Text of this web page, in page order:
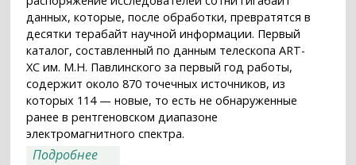
данных, которые, после обработки, превратятся в
десятки терабайт научной информации. Первый
каталог, составленный по данным телескопа ART-
XC им. М.Н. Павлинского за первый год работы,
содержит около 870 точечных источников, из
которых 114 — новые, то есть не обнаруженные
ранее в рентгеновском диапазоне
электромагнитного спектра.
Подробнее